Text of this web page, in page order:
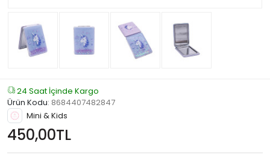
24 Saat İçinde Kargo
Ürün Kodu: 8684407482847
Mini & Kids
450,00TL